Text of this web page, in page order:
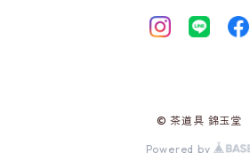
© 茶道具 錦玉堂
Powered by